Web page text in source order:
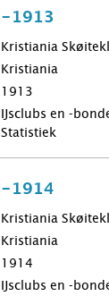
1913
Kristiania
Kristiania
1913
IJsclubs en -
Statistiek
1914
Kristiania
Kristiania
1914
IJsclubs en -